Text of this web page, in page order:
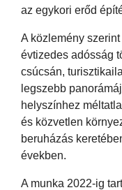
az egykori erőd
A közlemény
évtizedes adósság
csúcsán,
legszebb
helyszínhez
és közvetlen
beruházás
években.
A munka 2022-ig